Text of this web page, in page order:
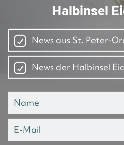
Halbinsel
News aus St. Peter-
News der Halbinsel